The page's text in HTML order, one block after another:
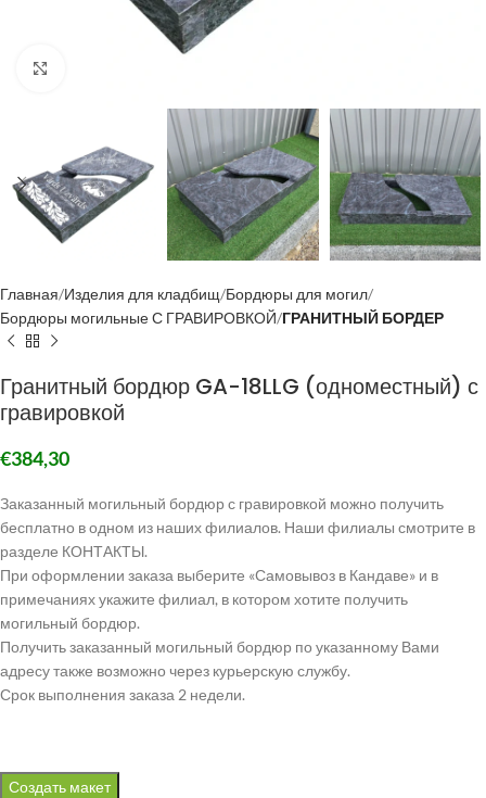
Главная Изделия для кладбищ Бордюры для могил
Бордюры могильные С ГРАВИРОВКОЙ ГРАНИТНЫЙ БОРДЕР
Гранитный бордюр GA-18LLG (одноместный) с
гравировкой
€384,30
Заказанный могильный бордюр с гравировкой можно получить
бесплатно в одном из наших филиалов. Наши филиалы смотрите в
разделе КОНТАКТЫ.
При оформлении заказа выберите «Самовывоз в Кандаве» и в
примечаниях укажите филиал, в котором хотите получить
могильный бордюр.
Получить заказанный могильный бордюр по указанному Вами
адресу также возможно через курьерскую службу.
Срок выполнения заказа 2 недели.
Создать макет